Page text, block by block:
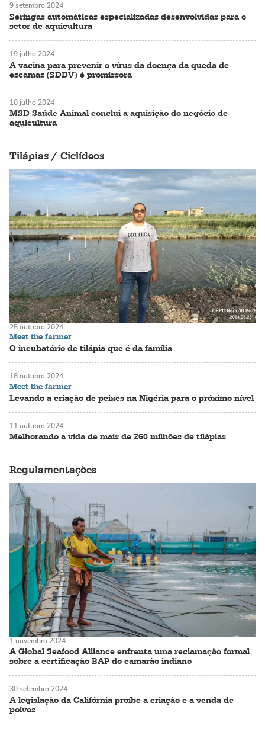
Seringas automáticas especializadas desenvolvidas para o
setor de aquicultura
9 setembro 2024
A vacina para prevenir o vírus da doença da queda de
escamas (SDDV) é promissora
19 julho 2024
MSD Saúde Animal conclui a aquisição do negócio de
aquicultura
10 julho 2024
Tilápias / Ciclídeos
Meet the farmer
O incubatório de tilápia que é da família
25 outubro 2024
Meet the farmer
Levando a criação de peixes na Nigéria para o próximo nível
18 outubro 2024
Melhorando a vida de mais de 260 milhões de tilápias
11 outubro 2024
Regulamentações
A Global Seafood Alliance enfrenta uma reclamação formal
sobre a certificação BAP do camarão indiano
1 novembro 2024
A legislação da Califórnia proíbe a criação e a venda de
polvos
30 setembro 2024